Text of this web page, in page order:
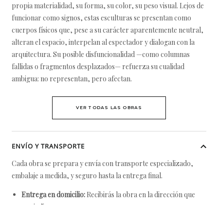
propia materialidad, su forma, su color, su peso visual. Lejos de
funcionar como signos, estas esculturas se presentan como
cuerpos físicos que, pese a su carácter aparentemente neutral,
alteran el espacio, interpelan al espectador y dialogan con la
arquitectura. Su posible disfuncionalidad —como columnas
fallidas o fragmentos desplazados— refuerza su cualidad
ambigua: no representan, pero afectan.
VER TODAS LAS OBRAS
ENVÍO Y TRANSPORTE
Cada obra se prepara y envía con transporte especializado,
embalaje a medida, y seguro hasta la entrega final.
Entrega en domicilio: Recibirás la obra en la dirección que